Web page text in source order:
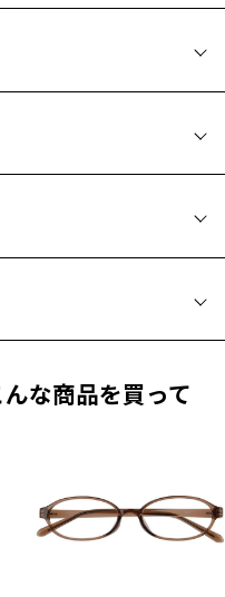
はこちら
付き
な雰囲気漂うケースとメガ
」のdirectorも務める。
異なる場合がございます。
確認するには？
金を知りたい方へ
保証
保証期間は初期の期間から
券」をお選びのうえ、
買い求めください。
レンズ交換券」はお選び
な商品を買って